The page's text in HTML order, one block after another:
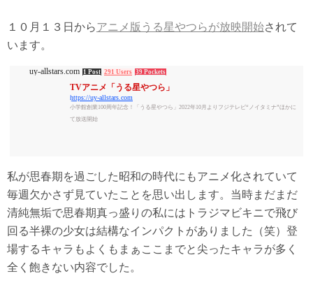
１０月１３日からアニメ版うる星やつらが放映開始されて
います。
uy-allstars.com 1 Post 291 Users 39 Pockets
TVアニメ「うる星やつら」
https://uy-allstars.com
小学館創業100周年記念！「うる星やつら」2022年10月よりフジテレビ“ノイタミナ”ほかに
て放送開始
私が思春期を過ごした昭和の時代にもアニメ化されていて
毎週欠かさず見ていたことを思い出します。当時まだまだ
清純無垢で思春期真っ盛りの私にはトラジマビキニで飛び
回る半裸の少女は結構なインパクトがありました（笑）登
場するキャラもよくもまぁここまでと尖ったキャラが多く
全く飽きない内容でした。